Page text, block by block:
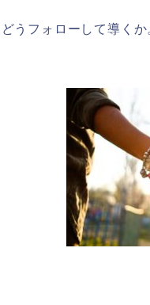
うフォローして導く